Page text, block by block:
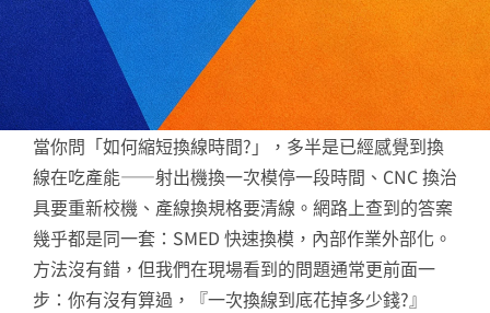
當你問「如何縮短換線時間?」，多半是已經感覺到換
線在吃產能——射出機換一次模停一段時間、CNC 換治
具要重新校機、產線換規格要清線。網路上查到的答案
幾乎都是同一套：SMED 快速換模，內部作業外部化。
方法沒有錯，但我們在現場看到的問題通常更前面一
步：你有沒有算過，『一次換線到底花掉多少錢?』